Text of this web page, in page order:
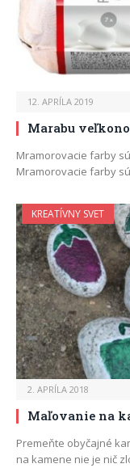
12. APRÍLA 2019
Marabu
Mramorovacie farby
Mramorovacie farby
KREATÍVNY SVET
2. APRÍLA 2018
Maľovanie na
Premeňte obyčajné
na kamene nie je nič